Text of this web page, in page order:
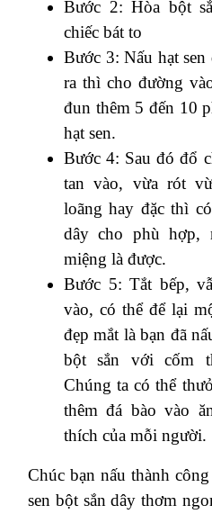
Bước 2: Hòa bột
chiếc bát to
Bước 3: Nấu hạt
ra thì cho đường
đun thêm 5 đến 10
hạt sen.
Bước 4: Sau đó đổ
tan vào, vừa rót
loãng hay đặc thì
dây cho phù hợp,
miệng là được.
Bước 5: Tắt bếp,
vào, có thể để lại
đẹp mắt là bạn đã
bột sắn với cốm
Chúng ta có thể
thêm đá bào vào
thích của mỗi người.
Chúc bạn nấu thành
sen bột sắn dây thơm